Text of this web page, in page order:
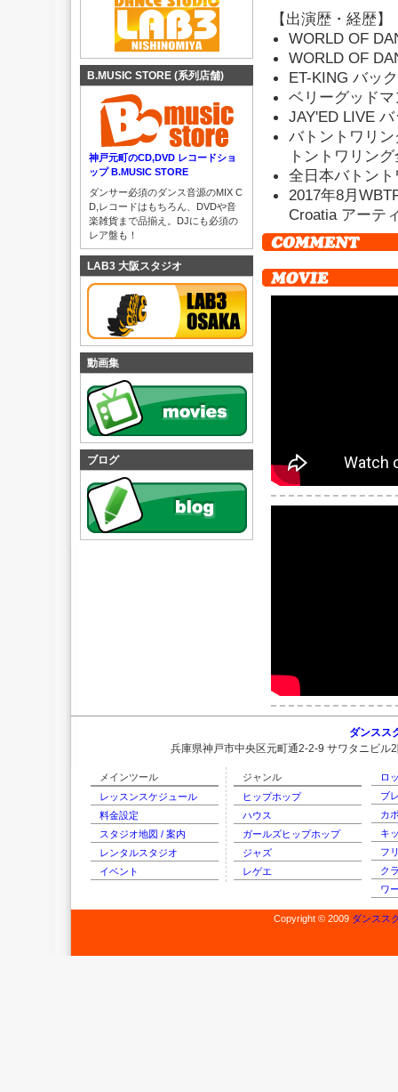
B.MUSIC STORE (系列店舗)
神戸元町のCD,DVD レコードショ
ップ B.MUSIC STORE
ダンサー必須のダンス音源のMIX C
D,レコードはもちろん、DVDや音
楽雑貨まで品揃え。DJにも必須の
レア盤も！
LAB3 大阪スタジオ
動画集
ブログ
【出演歴・経歴】
WORLD OF
WORLD OF
ET-KING バッ
ベリーグッド
JAY'ED LIVE
バトントワリ
トントワリン
全日本バトン
2017年8月
Croatia アーテ
ダンスス
兵庫県神戸市中央区元町通2-2-9 サワタニビル
メインツール
レッスンスケジュール
料金設定
スタジオ地図 / 案内
レンタルスタジオ
イベント
ジャンル
ヒップホップ
ハウス
ガールズヒップホップ
ジャズ
レゲエ
ロ
ブ
カ
キ
フ
ク
ワ
Copyright © 2009 ダンスス